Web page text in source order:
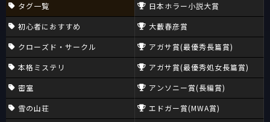
タグ一覧
初心者におすすめ
クローズド・サークル
本格ミステリ
密室
雪の山荘
日本ホラー小説大賞
大藪春彦賞
アガサ賞(最優秀長篇賞)
アガサ賞(最優秀処女長篇賞)
アンソニー賞(長編賞)
エドガー賞(MWA賞)